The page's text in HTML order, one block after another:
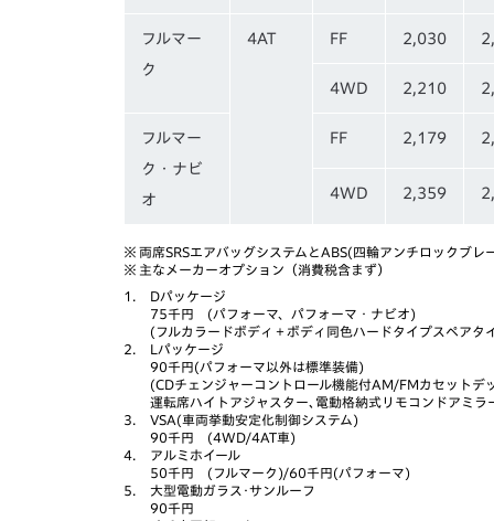
フルマー
ク
4AT FF 2,030
4WD 2,210
フルマー
ク・ナビ
オ
FF 2,179
4WD 2,359
※ 両席SRSエアバッグシステムとABS(四輪アンチロックブレ
※ 主なメーカーオプション（消費税含まず）
1.
Dパッケージ
75千円 (パフォーマ、パフォーマ・ナビオ)
(フルカラードボディ＋ボディ同色ハードタイプスペアタ
2.
Lパッケージ
90千円(パフォーマ以外は標準装備)
(CDチェンジャーコントロール機能付AM/FMカセットデ
運転席ハイトアジャスター､電動格納式リモコンドアミラ
3.
VSA(車両挙動安定化制御システム)
90千円 (4WD/4AT車)
4.
アルミホイール
50千円 (フルマーク)/60千円(パフォーマ)
5.
大型電動ガラス･サンルーフ
90千円